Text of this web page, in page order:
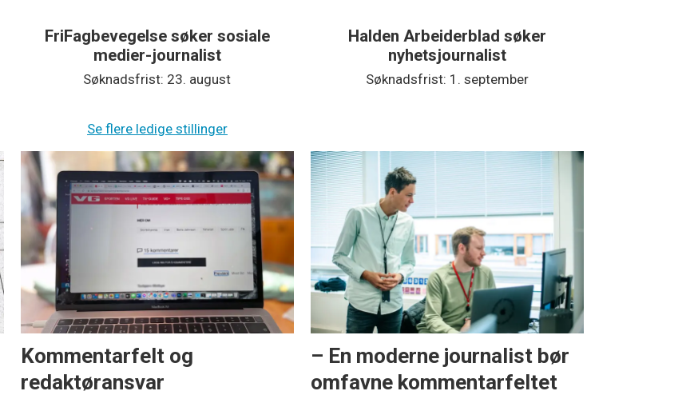
FriFagbevegelse søker sosiale
medier-journalist
Søknadsfrist: 23. august
Halden Arbeiderblad søker
nyhetsjournalist
Søknadsfrist: 1. september
Se flere ledige stillinger
Kommentarfelt og
redaktøransvar
– En moderne journalist bør
omfavne kommentarfeltet